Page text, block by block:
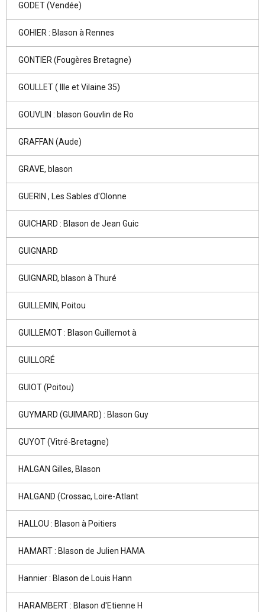
GODET (Vendée)
GOHIER : Blason à Rennes
GONTIER (Fougères Bretagne)
GOULLET ( Ille et Vilaine 35)
GOUVLIN : blason Gouvlin de Ro
GRAFFAN (Aude)
GRAVE, blason
GUERIN , Les Sables d'Olonne
GUICHARD : Blason de Jean Guic
GUIGNARD
GUIGNARD, blason à Thuré
GUILLEMIN, Poitou
GUILLEMOT : Blason Guillemot à
GUILLORÉ
GUIOT (Poitou)
GUYMARD (GUIMARD) : Blason Guy
GUYOT (Vitré-Bretagne)
HALGAN Gilles, Blason
HALGAND (Crossac, Loire-Atlant
HALLOU : Blason à Poitiers
HAMART : Blason de Julien HAMA
Hannier : Blason de Louis Hann
HARAMBERT : Blason d'Etienne H